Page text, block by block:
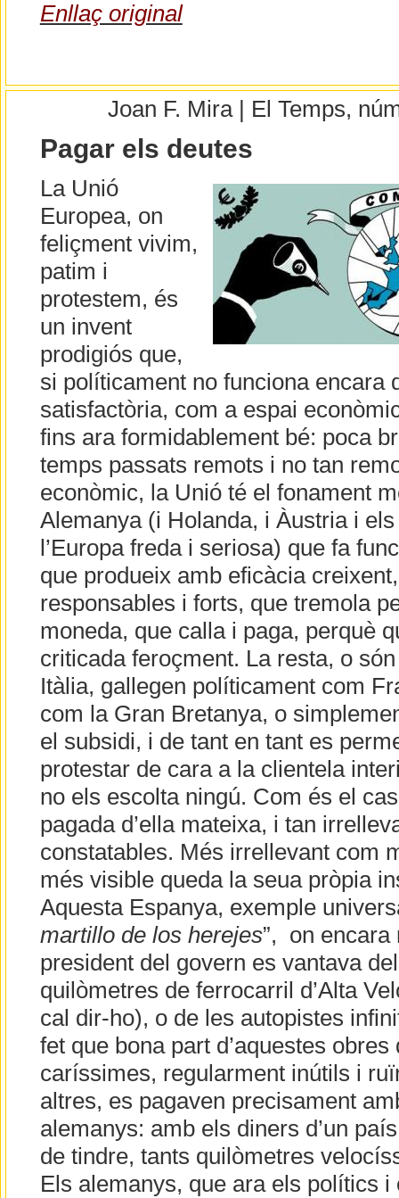
Enllaç original
Joan F. Mira | El Temps,
Pagar els deutes
La Unió
Europea, on
feliçment vivim,
patim i
protestem, és
un invent
prodigiós que,
si políticament no funciona encara
satisfactòria, com a espai
fins ara formidablement bé: poca
temps passats remots i no tan
econòmic, la Unió té el fonament
Alemanya (i Holanda, i Àustria i
l’Europa freda i seriosa) que fa
que produeix amb eficàcia
responsables i forts, que tremola
moneda, que calla i paga, perquè
criticada feroçment. La resta, o
Itàlia, gallegen políticament com
com la Gran Bretanya, o
el subsidi, i de tant en tant es
protestar de cara a la clientela
no els escolta ningú. Com és el
pagada d’ella mateixa, i tan
constatables. Més irrellevant com
més visible queda la seua pròpia
Aquesta Espanya, exemple
martillo de los herejes”, on encara
president del govern es vantava
quilòmetres de ferrocarril d’Alta
cal dir-ho), o de les autopistes
fet que bona part d’aquestes
caríssimes, regularment inútils i
altres, es pagaven precisament
alemanys: amb els diners d’un
de tindre, tants quilòmetres
Els alemanys, que ara els polítics i